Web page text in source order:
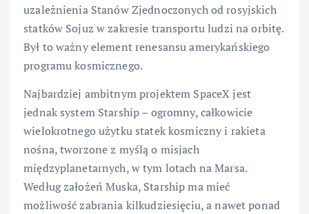
uzależnienia Stanów Zjednoczonych od rosyjskich
statków Sojuz w zakresie transportu ludzi na orbitę.
Był to ważny element renesansu amerykańskiego
programu kosmicznego.
Najbardziej ambitnym projektem SpaceX jest
jednak system Starship – ogromny, całkowicie
wielokrotnego użytku statek kosmiczny i rakieta
nośna, tworzone z myślą o misjach
międzyplanetarnych, w tym lotach na Marsa.
Według założeń Muska, Starship ma mieć
możliwość zabrania kilkudziesięciu, a nawet ponad